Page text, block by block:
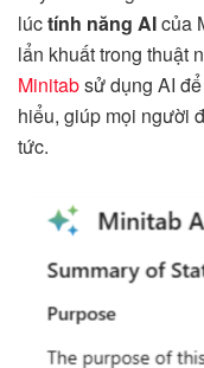
lúctính năng AIcủa
lẩn khuất trong thuật
Minitabsử dụng AI
hiểu, giúp mọi người
tức.